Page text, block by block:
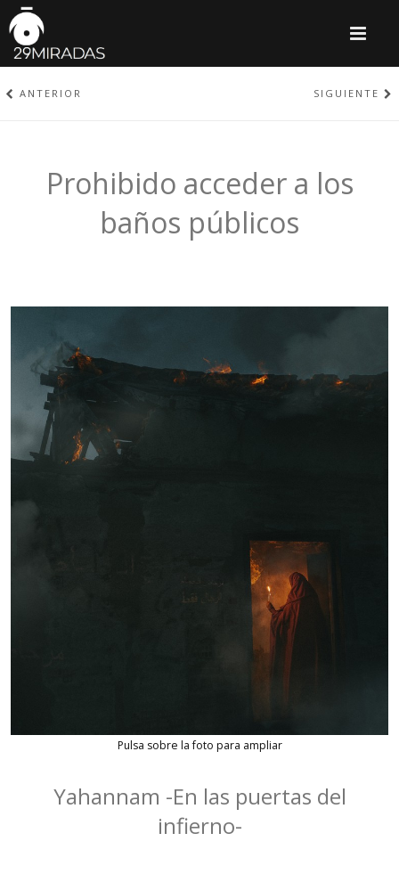
ANTERIOR SIGUIENTE
Prohibido acceder a los
baños públicos
Pulsa sobre la foto para ampliar
Yahannam -En las puertas del
infierno-